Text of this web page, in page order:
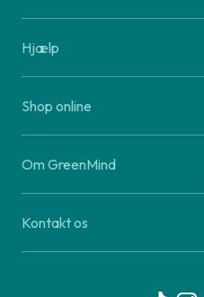
Hjælp
Shop online
Om GreenMind
Kontakt os